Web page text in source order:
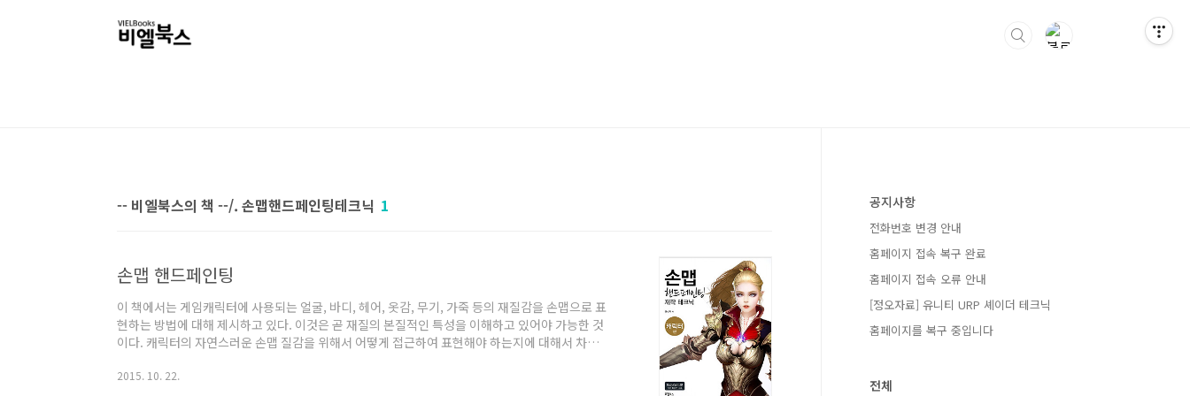
-- 비엘북스의 책 --/. 손맵핸드페인팅테크닉 1
손맵 핸드페인팅
이 책에서는 게임캐릭터에 사용되는 얼굴, 바디, 헤어, 옷감, 무기, 가죽 등의 재질감을 손맵으로 표
현하는 방법에 대해 제시하고 있다. 이것은 곧 재질의 본질적인 특성을 이해하고 있어야 가능한 것
이다. 캐릭터의 자연스러운 손맵 질감을 위해서 어떻게 접근하여 표현해야 하는지에 대해서 차근
한 기본 가이드를 제공한다. 초보자들도 자연스러운 3D쉐이딩을 완성할 수 있는 저자만의 브러시
2015. 10. 22.
공지사항
전화번호 변경 안내
홈페이지 접속 복구 완료
홈페이지 접속 오류 안내
[정오자료] 유니티 URP 셰이더 테크닉
홈페이지를 복구 중입니다
전체